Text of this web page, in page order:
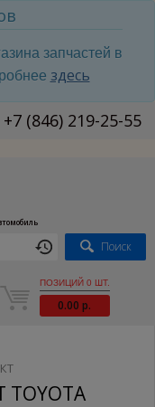
запчастей в
здесь
+7 (846) 219-25-55
Поиск
ПОЗИЦИЙ 0 ШТ.
0.00 р.